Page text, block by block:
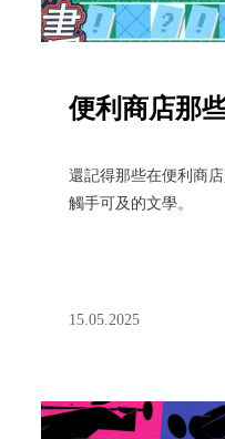
便利商店那
還記得那些在便利商
觸手可及的文學。
15.05.2025